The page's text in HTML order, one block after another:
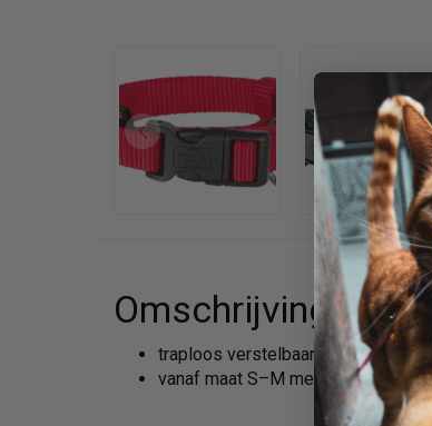
Omschrijving
traploos verstelbaar singelband
vanaf maat S–M met trekontlasting